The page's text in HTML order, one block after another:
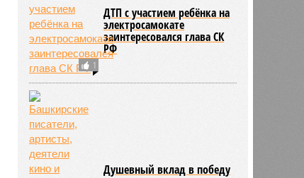
1
ДТП с участием ребёнка на
электросамокате
заинтересовался глава СК
РФ
Душевный вклад в победу